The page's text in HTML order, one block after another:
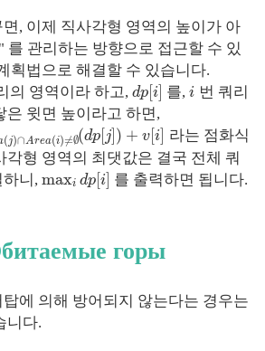
, 이제 직사각형 영역의 높이가 아
를 관리하는 방향으로 접근할 수 있
획법으로 해결할 수 있습니다.
의 영역이라 하고,dp [i 를,i 번 쿼리
은 윗면 높이라고 하면,
(j)∩Area(i)≠∅(dp j] ) + v [i
라는 점화식
각형 영역의 최댓값은 결국 전체 쿼
니, maxi dp[i] 를 출력하면 됩니다.
горы
에 의해 방어되지 않는다는 경우는
니다.